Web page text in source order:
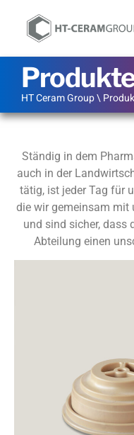
HT Ceram Group\
Ständig in dem
auch in der
tätig, ist jeder Tag für
die wir gemeinsam mit
und sind sicher, dass
Abteilung einen